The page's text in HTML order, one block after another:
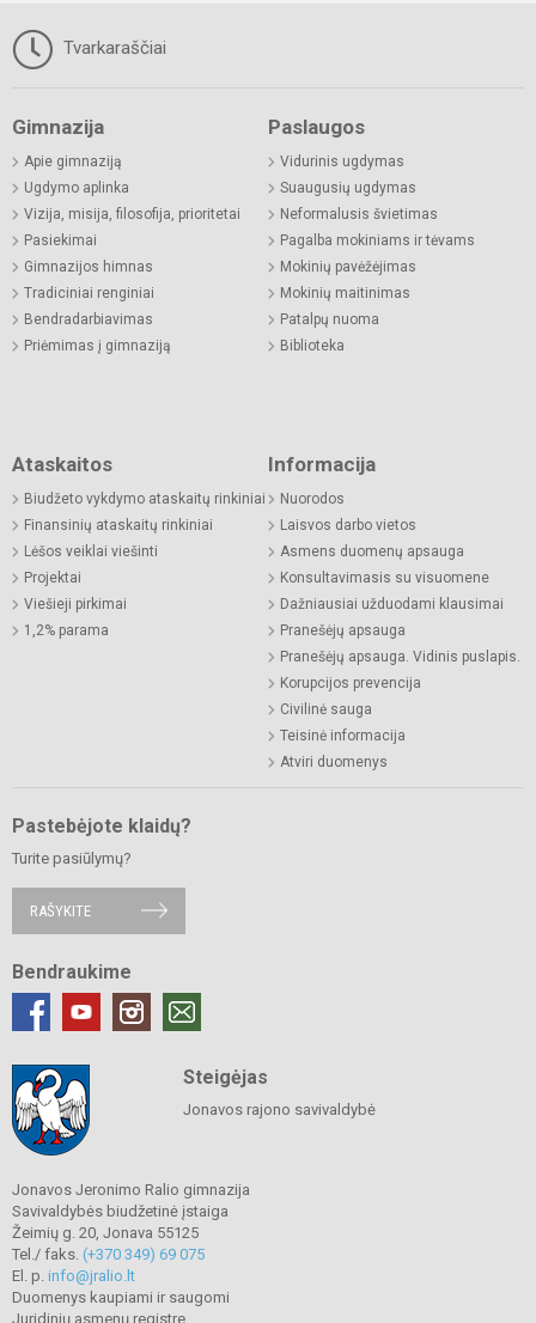
Tvarkaraščiai
Gimnazija
Apie gimnaziją
Ugdymo aplinka
Vizija, misija, filosofija, prioritetai
Pasiekimai
Gimnazijos himnas
Tradiciniai renginiai
Bendradarbiavimas
Priėmimas į gimnaziją
Paslaugos
Vidurinis ugdymas
Suaugusių ugdymas
Neformalusis švietimas
Pagalba mokiniams ir tėvams
Mokinių pavėžėjimas
Mokinių maitinimas
Patalpų nuoma
Biblioteka
Ataskaitos
Biudžeto vykdymo ataskaitų rinkiniai
Finansinių ataskaitų rinkiniai
Lėšos veiklai viešinti
Projektai
Viešieji pirkimai
1,2% parama
Informacija
Nuorodos
Laisvos darbo vietos
Asmens duomenų apsauga
Konsultavimasis su visuomene
Dažniausiai užduodami klausimai
Pranešėjų apsauga
Pranešėjų apsauga. Vidinis puslapis.
Korupcijos prevencija
Civilinė sauga
Teisinė informacija
Atviri duomenys
Pastebėjote klaidų?
Turite pasiūlymų?
RAŠYKITE
Bendraukime
Steigėjas
Jonavos rajono savivaldybė
Jonavos Jeronimo Ralio gimnazija
Savivaldybės biudžetinė įstaiga
Žeimių g. 20, Jonava 55125
Tel./ faks. (+370 349) 69 075
El. p. info@jralio.lt
Duomenys kaupiami ir saugomi
Juridinių asmenų registre